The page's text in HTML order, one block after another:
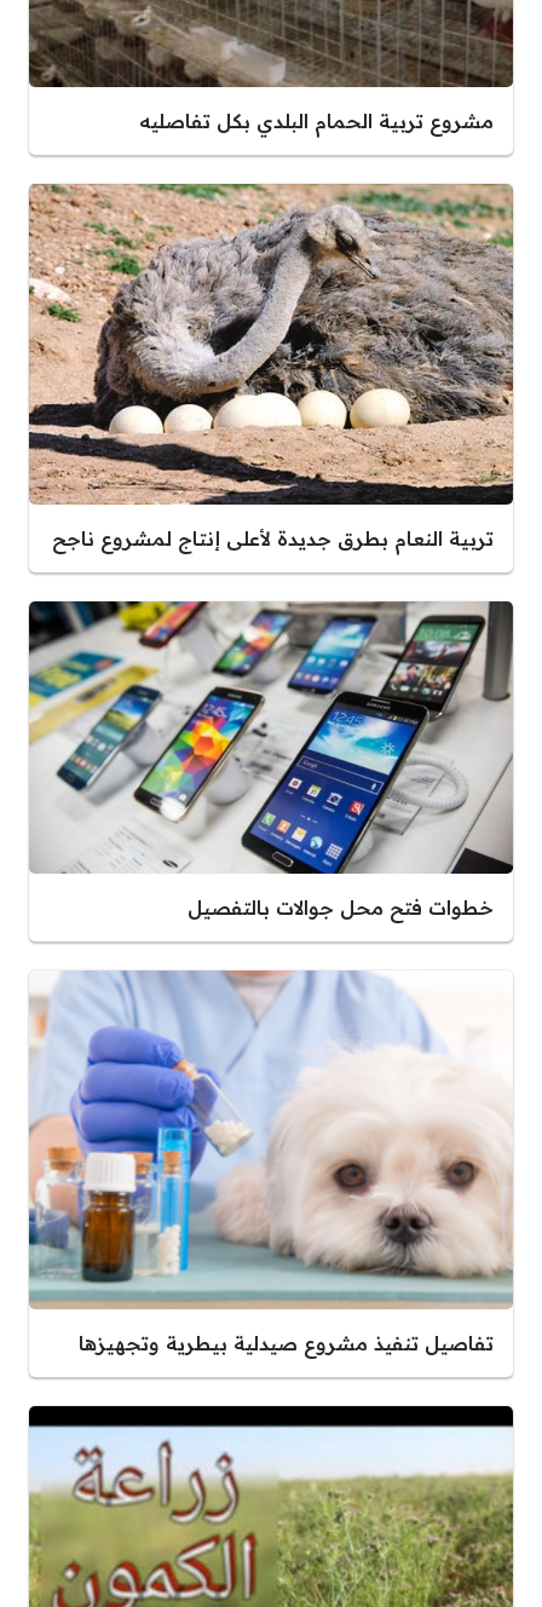
مشروع تربية الحمام البلدي بكل تفاصليه
تربية النعام بطرق جديدة لأعلى إنتاج لمشروع ناجح
خطوات فتح محل جوالات بالتفصيل
تفاصيل تنفيذ مشروع صيدلية بيطرية وتجهيزها